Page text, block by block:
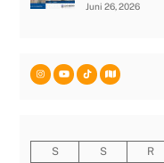
Juni 26, 2026
S
S R